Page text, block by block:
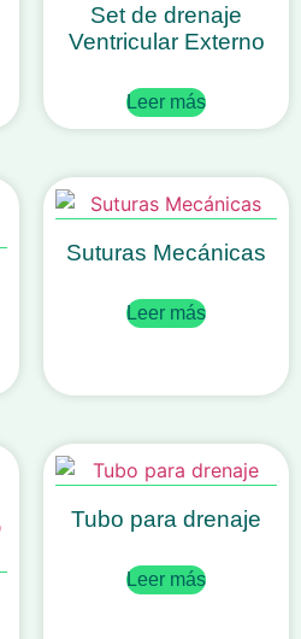
Set de drenaje
Ventricular Externo
Leer más
Suturas Mecánicas
Leer más
Tubo para drenaje
Leer más